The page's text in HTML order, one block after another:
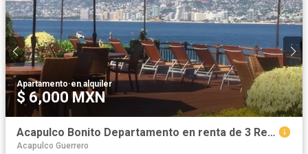
Apartamento·en alquiler
$ 6,000 MXN
Acapulco Bonito Departamento en renta de 3 Recamaras
Acapulco Guerrero